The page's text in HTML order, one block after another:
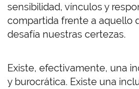
sensibilidad, vínculos y
compartida frente a aquello
desafía nuestras certezas.
Existe, efectivamente, una
y burocrática. Existe una